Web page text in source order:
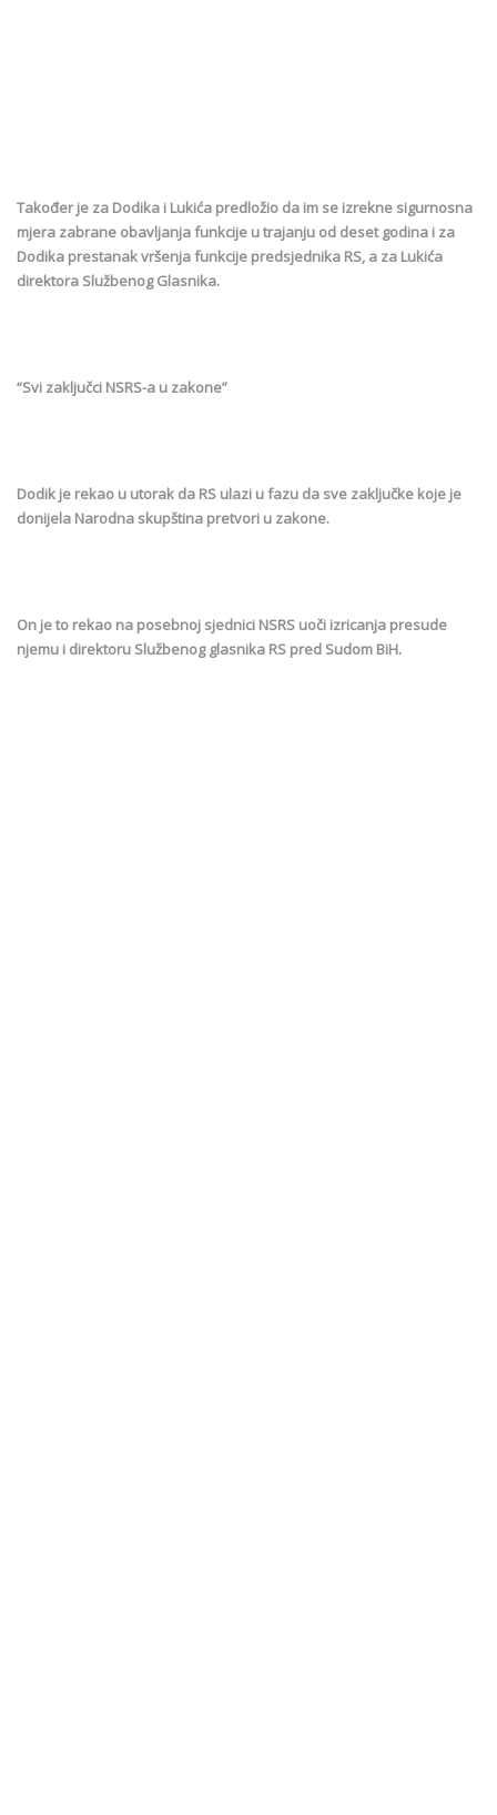
Također je za Dodika i Lukića predložio da im se izrekne sigurnosna
mjera zabrane obavljanja funkcije u trajanju od deset godina i za
Dodika prestanak vršenja funkcije predsjednika RS, a za Lukića
direktora Službenog Glasnika.
“Svi zaključci NSRS-a u zakone”
Dodik je rekao u utorak da RS ulazi u fazu da sve zaključke koje je
donijela Narodna skupština pretvori u zakone.
On je to rekao na posebnoj sjednici NSRS uoči izricanja presude
njemu i direktoru Službenog glasnika RS pred Sudom BiH.